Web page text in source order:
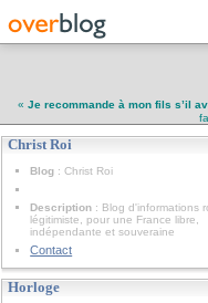
« Je recommande à mon fils s’il
Christ Roi
Blog : Christ Roi
Description : Blog d'informations
légitimiste, pour une France libre,
indépendante et souveraine
Contact
Horloge